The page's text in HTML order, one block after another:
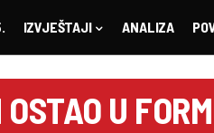
IZVJEŠTAJI ANALIZA
U